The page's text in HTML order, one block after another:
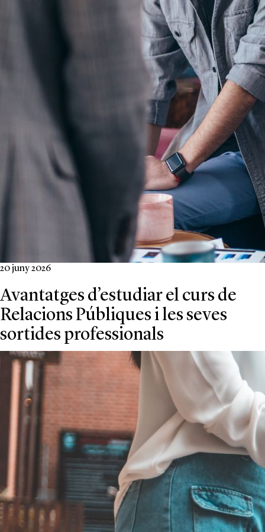
20 juny 2026
Avantatges d’estudiar el curs de
Relacions Públiques i les seves
sortides professionals